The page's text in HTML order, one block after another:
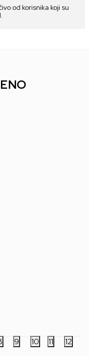
od korisnika koji su
9 10 11 12